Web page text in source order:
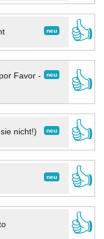
neu
👍
neu
Favor -
👍
neu
nicht!)
👍
neu
👍
👍